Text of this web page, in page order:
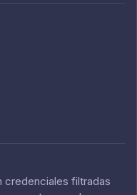
credenciales filtradas